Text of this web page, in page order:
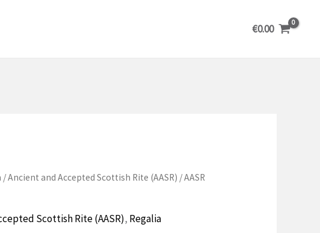
€0.00
/Ancient and Accepted Scottish Rite (AASR) / AASR
Scottish Rite (AASR), Regalia